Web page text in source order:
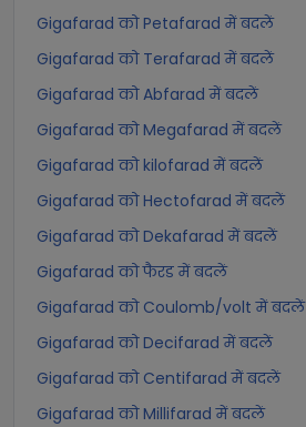
Gigafarad को Petafarad में बदलें
Gigafarad को Terafarad में बदलें
Gigafarad को Abfarad में बदलें
Gigafarad को Megafarad में बदलें
Gigafarad को kilofarad में बदलें
Gigafarad को Hectofarad में बदलें
Gigafarad को Dekafarad में बदलें
Gigafarad को फैरड में बदलें
Gigafarad को Coulomb/volt में बदलें
Gigafarad को Decifarad में बदलें
Gigafarad को Centifarad में बदलें
Gigafarad को Millifarad में बदलें